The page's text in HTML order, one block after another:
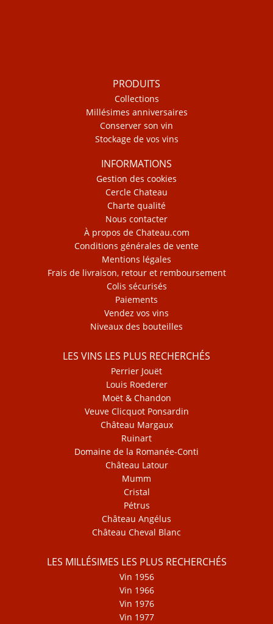
PRODUITS
Collections
Millésimes anniversaires
Conserver son vin
Stockage de vos vins
INFORMATIONS
Gestion des cookies
Cercle Chateau
Charte qualité
Nous contacter
À propos de Chateau.com
Conditions générales de vente
Mentions légales
Frais de livraison, retour et remboursement
Colis sécurisés
Paiements
Vendez vos vins
Niveaux des bouteilles
LES VINS LES PLUS RECHERCHÉS
Perrier Jouët
Louis Roederer
Moët & Chandon
Veuve Clicquot Ponsardin
Château Margaux
Ruinart
Domaine de la Romanée-Conti
Château Latour
Mumm
Cristal
Pétrus
Château Angélus
Château Cheval Blanc
LES MILLÉSIMES LES PLUS RECHERCHÉS
Vin 1956
Vin 1966
Vin 1976
Vin 1977